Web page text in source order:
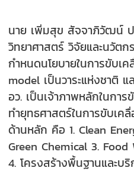
นาย เพิ่มสุข สัจจาภิวัฒน์
วิทยาศาสตร์ วิจัยและนวัตก
กำหนดนโยบายในการขับเ
model เป็นวาระแห่งชาติ แ
อว. เป็นเจ้าภาพหลักในกา
ทำยุทธศาสตร์ในการขับเค
ด้านหลัก คือ 1. Clean
Green Chemical 3.
4. โครงสร้างพื้นฐานและบ